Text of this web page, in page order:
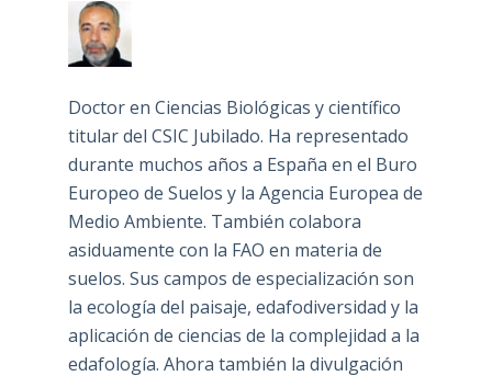
Doctor en Ciencias Biológicas y científico
titular del CSIC Jubilado. Ha representado
durante muchos años a España en el Buro
Europeo de Suelos y la Agencia Europea de
Medio Ambiente. También colabora
asiduamente con la FAO en materia de
suelos. Sus campos de especialización son
la ecología del paisaje, edafodiversidad y la
aplicación de ciencias de la complejidad a la
edafología. Ahora también la divulgación